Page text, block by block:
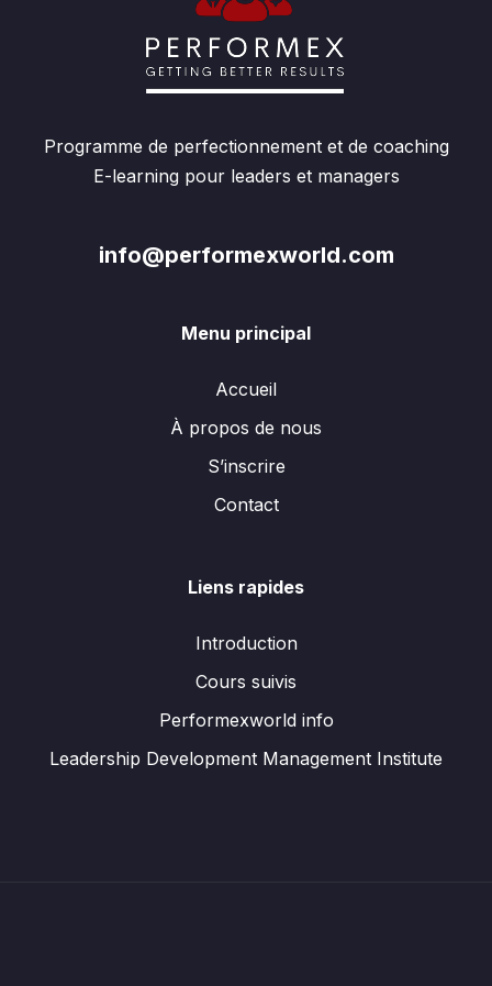
Programme de perfectionnement et de coaching
E-learning pour leaders et managers
info@performexworld.com
Menu principal
Accueil
À propos de nous
S’inscrire
Contact
Liens rapides
Introduction
Cours suivis
Performexworld info
Leadership Development Management Institute